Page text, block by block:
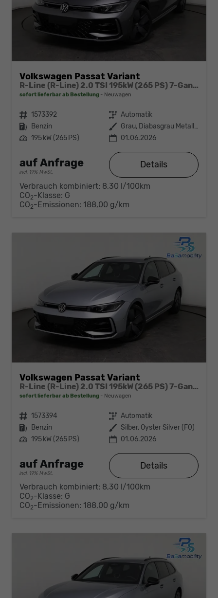
Volkswagen Passat Variant
R-Line (R-Line) 2.0 TSI 195kW (265 PS) 7-Gang DSG 4MOTION
sofort lieferbar ab Bestellung Neuwagen
Fahrzeugnr. 1573392 Getriebe Automatik
Kraftstoff Benzin Außenfarbe
Grau, Diabasgrau Metallic (5X)
Leistung 195 kW (265 PS) 01.06.2026
auf Anfrage
incl. 19% MwSt.
Details
Verbrauch kombiniert: 8,30 l/100km
CO2-Klasse: G
CO2-Emissionen: 188,00 g/km
Volkswagen Passat Variant
R-Line (R-Line) 2.0 TSI 195kW (265 PS) 7-Gang DSG 4MOTION
sofort lieferbar ab Bestellung Neuwagen
Fahrzeugnr. 1573394 Getriebe Automatik
Kraftstoff Benzin Außenfarbe Silber, Oyster Silver (F0)
Leistung 195 kW (265 PS) 01.06.2026
auf Anfrage
incl. 19% MwSt.
Details
Verbrauch kombiniert: 8,30 l/100km
CO2-Klasse: G
CO2-Emissionen: 188,00 g/km